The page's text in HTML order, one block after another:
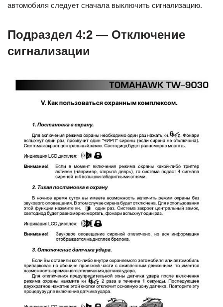
автомобиля следует сначала выключить сигнализацию.
Подраздел 4:2 — Отключение
сигнализации